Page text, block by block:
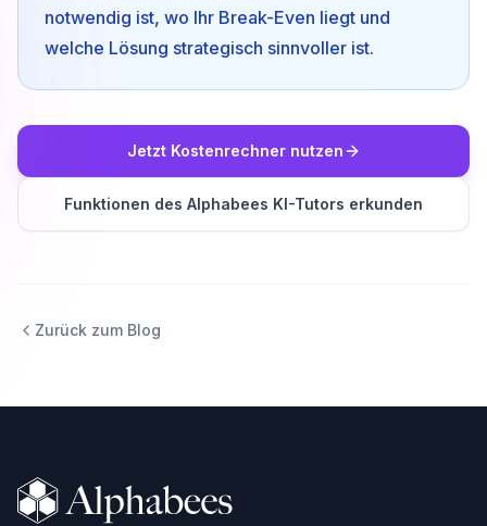
notwendig ist, wo Ihr Break-Even liegt und
welche Lösung strategisch sinnvoller ist.
Jetzt Kostenrechner nutzen
Funktionen des Alphabees KI-Tutors erkunden
Zurück zum Blog